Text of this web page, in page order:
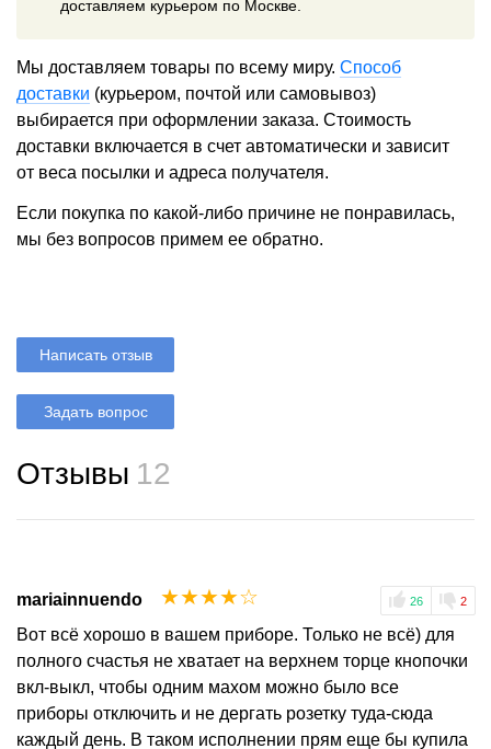
доставляем курьером по Москве.
Мы доставляем товары по всему миру. Способ
доставки (курьером, почтой или самовывоз)
выбирается при оформлении заказа. Стоимость
доставки включается в счет автоматически и зависит
от веса посылки и адреса получателя.
Если покупка по какой-либо причине не понравилась,
мы без вопросов примем ее обратно.
Написать отзыв
Задать вопрос
Отзывы 12
mariainnuendo 26 2
☆
☆
☆
☆
☆
Вот всё хорошо в вашем приборе. Только не всё) для
полного счастья не хватает на верхнем торце кнопочки
вкл-выкл, чтобы одним махом можно было все
приборы отключить и не дергать розетку туда-сюда
каждый день. В таком исполнении прям еще бы купила